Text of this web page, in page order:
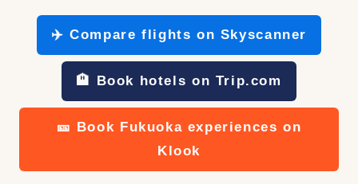
✈️ Compare flights on Skyscanner
🏨 Book hotels on Trip.com
🎫 Book Fukuoka experiences on
Klook